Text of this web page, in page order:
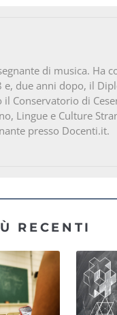
di musica. Ha
due anni dopo, il
Conservatorio di
Lingue e Culture
presso Docenti.it.
RECENTI